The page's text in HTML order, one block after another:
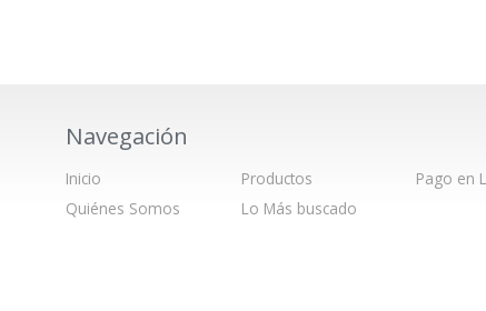
Navegación
Inicio
Quiénes Somos
Productos
Lo Más buscado
Pago en